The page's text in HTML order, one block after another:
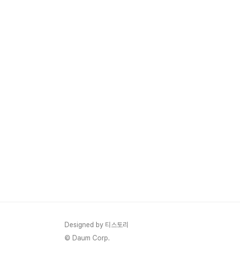
Designed by 티스토리
© Daum Corp.